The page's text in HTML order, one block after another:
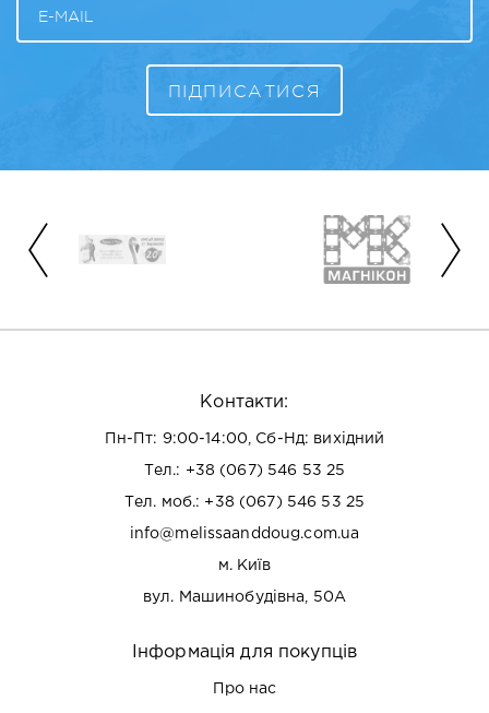
Контакти:
Пн-Пт: 9:00-14:00, Сб-Нд: вихідний
Тел.: +38 (067) 546 53 25
Тел. моб.: +38 (067) 546 53 25
info@melissaanddoug.com.ua
м. Київ
вул. Машинобудівна, 50А
Інформація для покупців
Про нас